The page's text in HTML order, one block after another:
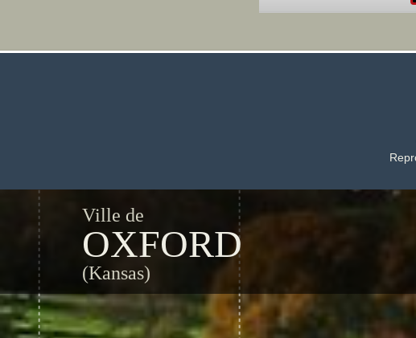
Ville de
OXFORD
(Kansas)